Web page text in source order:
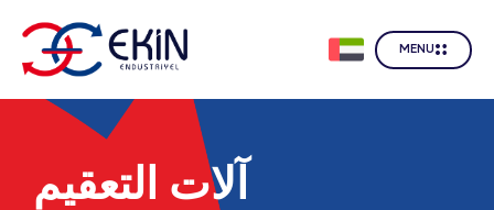
MENU
آلات التعقيم